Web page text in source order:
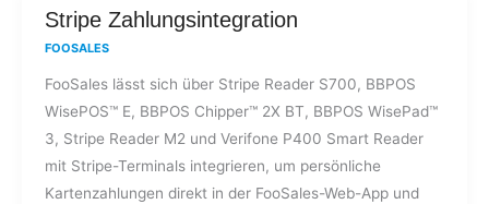
Stripe Zahlungsintegration
FOOSALES
FooSales lässt sich über Stripe Reader S700, BBPOS
WisePOS™ E, BBPOS Chipper™ 2X BT, BBPOS WisePad™
3, Stripe Reader M2 und Verifone P400 Smart Reader
mit Stripe-Terminals integrieren, um persönliche
Kartenzahlungen direkt in der FooSales-Web-App und
Stripe
Zahlungsintegration